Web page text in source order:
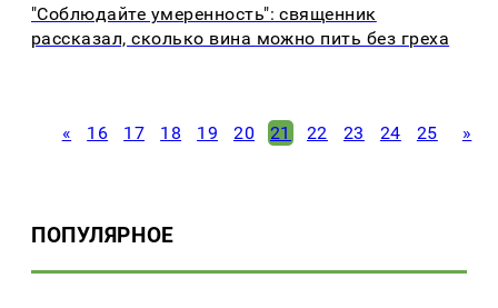
"Соблюдайте умеренность": священник
рассказал, сколько вина можно пить без греха
« 16 17 18 19 20 21 22 23 24 25 »
ПОПУЛЯРНОЕ